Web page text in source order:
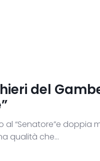
del
al “Senatore”e doppia
qualità che...